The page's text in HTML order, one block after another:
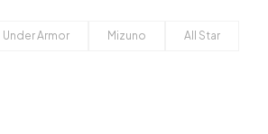
Under Armor Mizuno All Star